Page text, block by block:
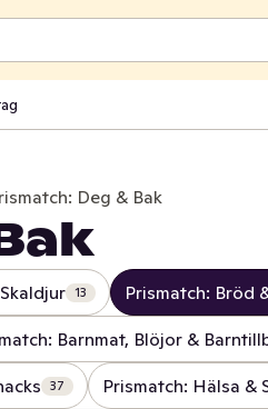
Deg & Bak
13 Prismatch: Bröd
Barnmat, Blöjor &
37 Prismatch: Hälsa &